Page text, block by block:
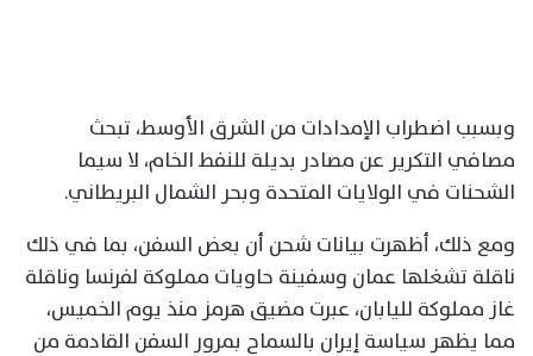
وبسبب اضطراب الإمدادات من الشرق الأوسط، تبحث
مصافي التكرير عن مصادر بديلة للنفط الخام، لا سيما
الشحنات في الولايات المتحدة وبحر الشمال البريطاني.
ومع ذلك، أظهرت بيانات شحن أن بعض السفن، بما في ذلك
ناقلة تشغلها عمان وسفينة حاويات مملوكة لفرنسا وناقلة
غاز مملوكة لليابان، عبرت مضيق هرمز منذ يوم الخميس،
مما يظهر سياسة إيران بالسماح بمرور السفن القادمة من